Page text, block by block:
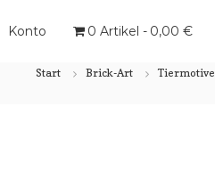
Konto 0 Artikel 0,00 €
Start Brick-Art Tiermotive